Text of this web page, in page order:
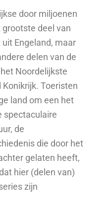
door miljoenen
deel van
Engeland, maar
delen van de
Noordelijkste
Toeristen
land om een het
spectaculaire
de
die door het
gelaten heeft,
hier (delen van)
zijn